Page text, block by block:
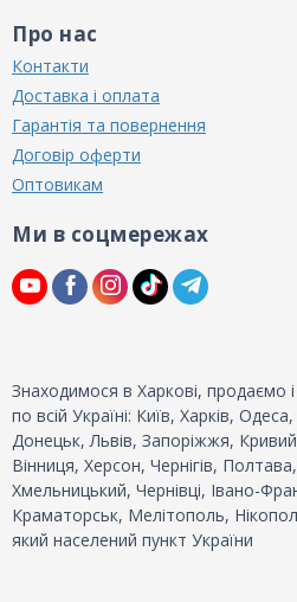
Про нас
Контакти
Доставка і оплата
Гарантія та повернення
Договір оферти
Оптовикам
Ми в соцмережах
Знаходимося в Харкові, продаємо
по всій Україні: Київ, Харків,
Донецьк, Львів, Запоріжжя,
Вінниця, Херсон, Чернігів,
Хмельницький, Чернівці, Івано-
Краматорськ, Мелітополь,
який населений пункт України